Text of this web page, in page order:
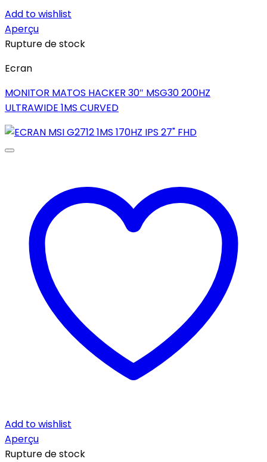
Add to wishlist
Aperçu
Rupture de stock
Ecran
MONITOR MATOS HACKER 30″ MSG30 200HZ
ULTRAWIDE 1MS CURVED
Add to wishlist
Aperçu
Rupture de stock